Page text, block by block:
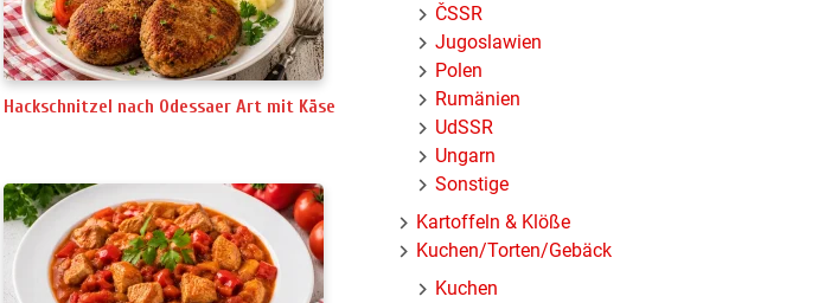
Hackschnitzel nach Odessaer Art mit Käse
ČSSR
Jugoslawien
Polen
Rumänien
UdSSR
Ungarn
Sonstige
Kartoffeln & Klöße
Kuchen/Torten/Gebäck
Kuchen